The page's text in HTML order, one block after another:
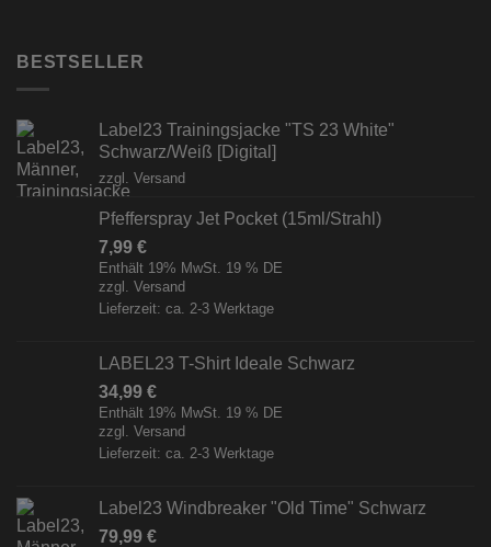
BESTSELLER
Label23 Trainingsjacke "TS 23 White"
Schwarz/Weiß [Digital]
zzgl. Versand
Pfefferspray Jet Pocket (15ml/Strahl)
7,99 €
Enthält 19% MwSt. 19 % DE
zzgl. Versand
Lieferzeit: ca. 2-3 Werktage
LABEL23 T-Shirt Ideale Schwarz
34,99 €
Enthält 19% MwSt. 19 % DE
zzgl. Versand
Lieferzeit: ca. 2-3 Werktage
Label23 Windbreaker "Old Time" Schwarz
79,99 €